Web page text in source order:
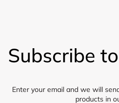
Subscribe
Enter your email and we will
products in